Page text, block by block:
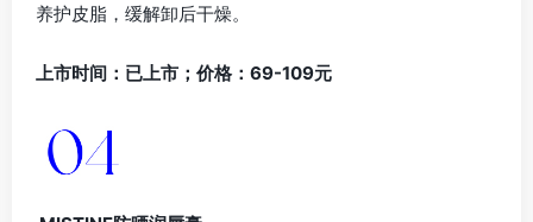
养护皮脂，缓解卸后干燥。
上市时间：已上市；价格：69-109元